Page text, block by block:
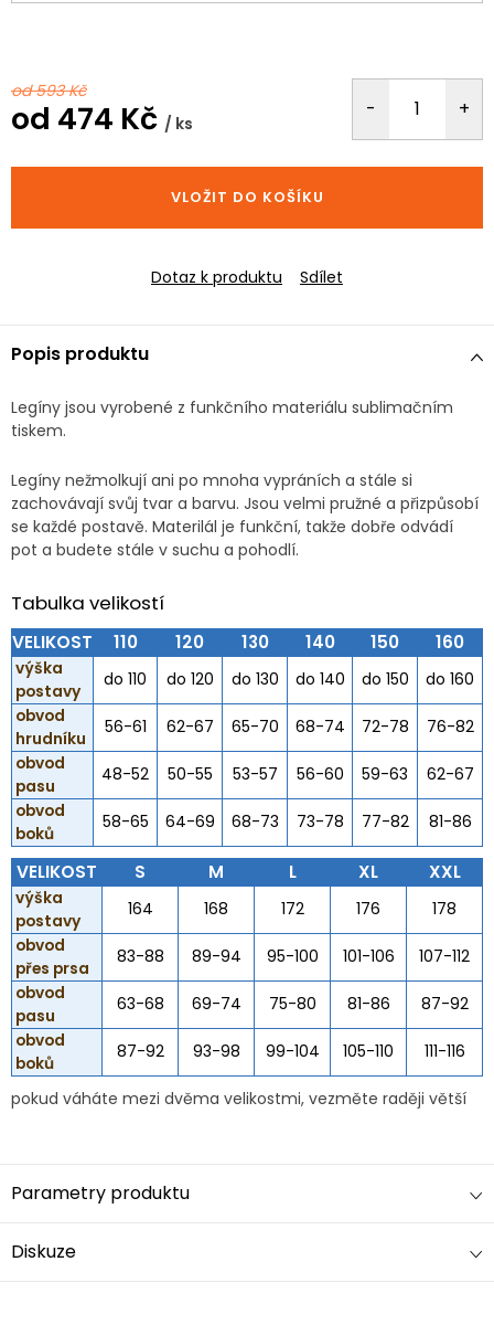
od 593 Kč
od 474 Kč / ks
cena:
VLOŽIT DO KOŠÍKU
Dotaz k produktu Sdílet
Popis produktu
Legíny jsou vyrobené z funkčního materiálu sublimačním
tiskem.
Legíny nežmolkují ani po mnoha vypráních a stále si
zachovávají svůj tvar a barvu. Jsou velmi pružné a přizpůsobí
se každé postavě. Materilál je funkční, takže dobře odvádí
pot a budete stále v suchu a pohodlí.
Tabulka velikostí
VELIKOST 110 120 130 140 150 160
výška
postavy
do 110 do 120 do 130 do 140 do 150
do 160
obvod
hrudníku
56-61 62-67 65-70 68-74 72-78
76-82
obvod
pasu
48-52 50-55 53-57 56-60 59-63
62-67
obvod
boků
58-65 64-69 68-73 73-78 77-82 81-86
VELIKOST S M L XL XXL
výška
postavy
164 168 172 176
178
obvod
přes prsa
83-88 89-94 95-100 101-106
107-112
obvod
pasu
63-68 69-74 75-80 81-86
87-92
obvod
boků
87-92 93-98 99-104 105-110 111-116
pokud váháte mezi dvěma velikostmi, vezměte raději větší
Parametry produktu
Diskuze